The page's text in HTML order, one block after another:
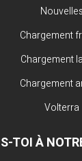
Nouvelles
Chargement
Chargement
Chargement
Volterra
TOI À